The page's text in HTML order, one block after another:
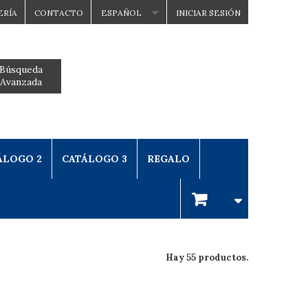
INICIAR SESIÓN
ESPAÑOL
CONTACTO
Búsqueda
Avanzada
2 CATÁLOGO 3 REGALO
Hay 55 productos.